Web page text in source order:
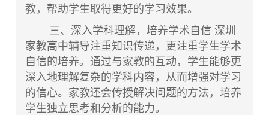
教，帮助学生取得更好的学习效果。
三、深入学科理解，培养学术自信 深圳
家教高中辅导注重知识传递，更注重学生学术
自信的培养。通过与家教的互动，学生能够更
深入地理解复杂的学科内容，从而增强对学习
的信心。家教还会传授解决问题的方法，培养
学生独立思考和分析的能力。